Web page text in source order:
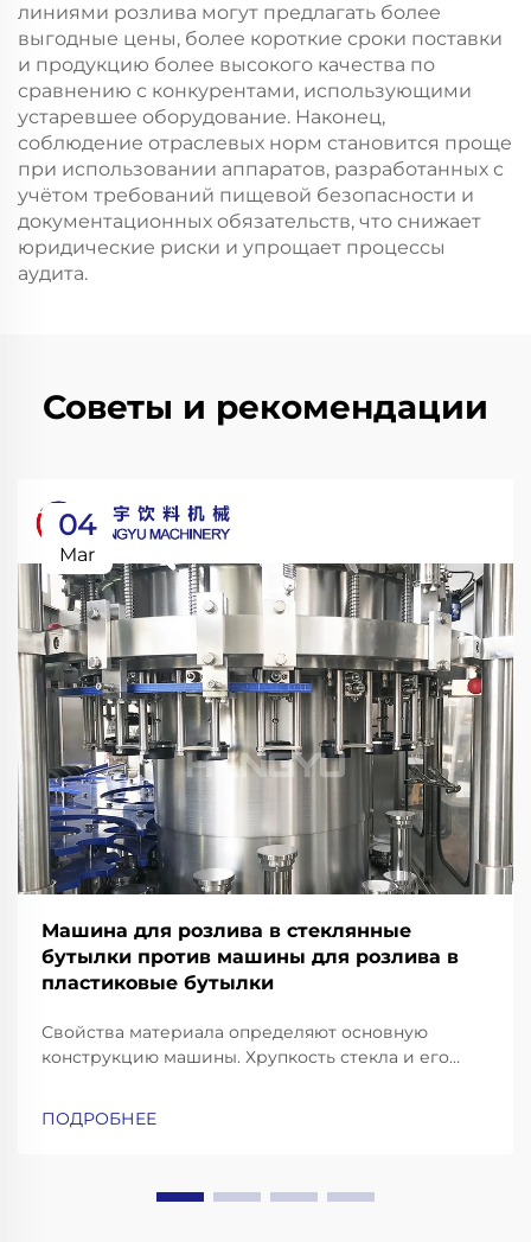
линиями розлива могут предлагать более
выгодные цены, более короткие сроки поставки
и продукцию более высокого качества по
сравнению с конкурентами, использующими
устаревшее оборудование. Наконец,
соблюдение отраслевых норм становится проще
при использовании аппаратов, разработанных с
учётом требований пищевой безопасности и
документационных обязательств, что снижает
юридические риски и упрощает процессы
аудита.
Советы и рекомендации
04
Mar
Машина для розлива в стеклянные
бутылки против машины для розлива в
пластиковые бутылки
Свойства материала определяют основную
конструкцию машины. Хрупкость стекла и его
амортизацией ударных нагрузок и высокоточные
ПОДРОБНЕЕ